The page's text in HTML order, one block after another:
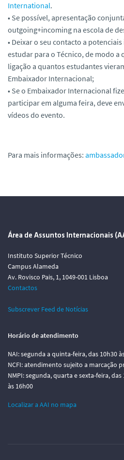
International.
• Se possível, apresentação
outgoing+incoming na escola de
• Deixar o seu contacto a
estudar para o Técnico, de modo a
ligação a quantos estudantes
Embaixador Internacional;
• Se o Embaixador Internacional
participar em alguma feira, deve
vídeos do evento.
Para mais informações:
Área de Assuntos Internacionais
Instituto Superior Técnico
Campus Alameda
Av. Rovisco Pais, 1, 1049-001 Lisboa
Contactos
Subscrever Feed de Notícias
Horário de atendimento
NAI: segunda a quinta-feira, das 10h30
NCFI: atendimento sujeito a marcação
NMPI: segunda, quarta e sexta-feira,
às 16h00
Localizar a AAI no mapa